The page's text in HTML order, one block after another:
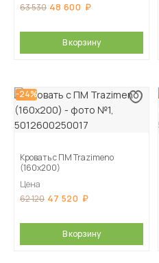
63 530 48 600
В корзину
-24%
Кровать с ПМ Trazimeno
(160х200)
Цена
62 120 47 520
В корзину